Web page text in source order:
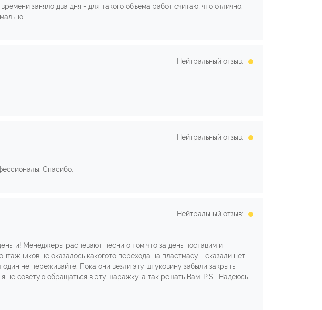
заняло два дня - для такого объема работ считаю, что отлично.
Нейтральный отзыв:
Нейтральный отзыв:
Спасибо.
Нейтральный отзыв:
Менеджеры распевают песни о том что за день поставим и
не оказалось какогото перехода на пластмасу .. сказали нет
не переживайте. Пока они везли эту штуковину забыли закрыть
не советую обращаться в эту шаражку, а так решать Вам. P.S. Надеюсь